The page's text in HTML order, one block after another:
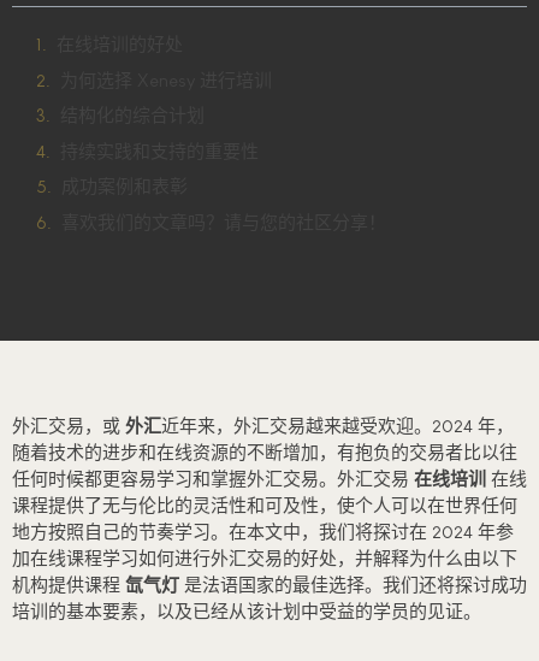
外汇交易，或 外汇近年来，外汇交易越来越受欢迎。2024 年，
随着技术的进步和在线资源的不断增加，有抱负的交易者比以往
任何时候都更容易学习和掌握外汇交易。外汇交易 在线培训 在线
课程提供了无与伦比的灵活性和可及性，使个人可以在世界任何
地方按照自己的节奏学习。在本文中，我们将探讨在 2024 年参
加在线课程学习如何进行外汇交易的好处，并解释为什么由以下
机构提供课程 氙气灯 是法语国家的最佳选择。我们还将探讨成功
培训的基本要素，以及已经从该计划中受益的学员的见证。